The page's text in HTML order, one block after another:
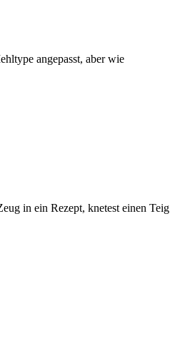
angepasst, aber wie
in ein Rezept, knetest einen Teig